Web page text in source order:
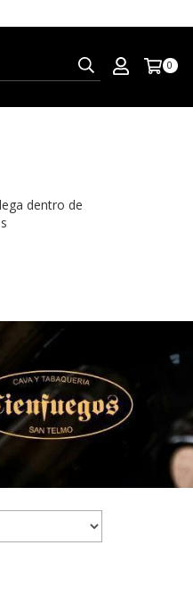
0
dentro de